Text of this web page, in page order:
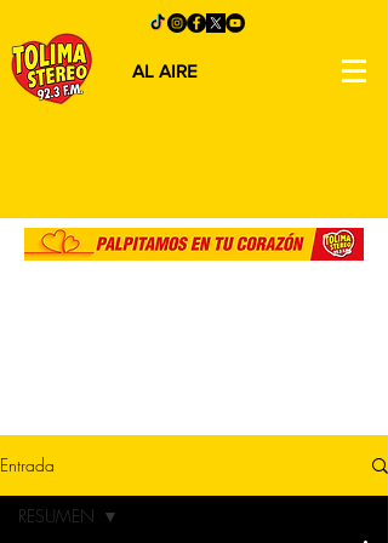
AL AIRE
Entrada
RESUMEN